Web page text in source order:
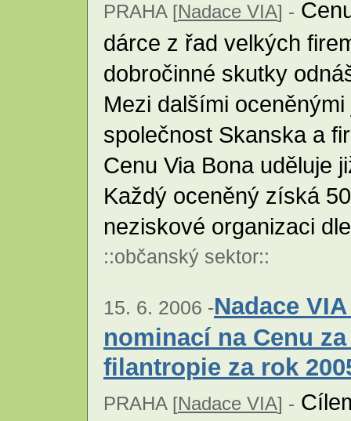
PRAHA [Nadace VIA] -
dárce z řad velkých
dobročinné skutky
Mezi dalšími
společnost Skanska a
Cenu Via Bona uděluje
Každý oceněný získá
neziskové organizaci
::občanský sektor::
15. 6. 2006 -Nadace
nominací na Cenu
filantropie za rok
PRAHA [Nadace VIA] -